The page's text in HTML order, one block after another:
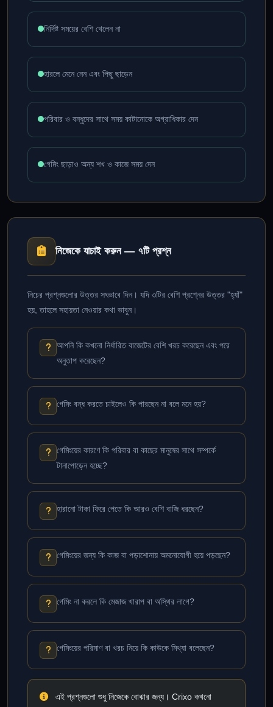
নির্দিষ্ট সময়ের বেশি খেলেন না
হারলে মেনে নেন এবং পিছু ছাড়েন
পরিবার ও বন্ধুদের সাথে সময় কাটানোকে অগ্রাধিকার দেন
গেমিং ছাড়াও অন্য শখ ও কাজে সময় দেন
নিজেকে যাচাই করুন — ৭টি প্রশ্ন
নিচের প্রশ্নগুলোর উত্তর সৎভাবে দিন। যদি ৩টির বেশি প্রশ্নের উত্তর "হ্যাঁ"
হয়, তাহলে সহায়তা নেওয়ার কথা ভাবুন।
আপনি কি কখনো নির্ধারিত বাজেটের বেশি খরচ করেছেন এবং পরে
অনুতাপ করেছেন?
গেমিং বন্ধ করতে চাইলেও কি পারছেন না বলে মনে হয়?
গেমিংয়ের কারণে কি পরিবার বা কাছের মানুষের সাথে সম্পর্কে
টানাপোড়েন হচ্ছে?
হারানো টাকা ফিরে পেতে কি আরও বেশি বাজি ধরছেন?
গেমিংয়ের জন্য কি কাজ বা পড়াশোনায় অমনোযোগী হয়ে পড়ছেন?
গেমিং না করলে কি মেজাজ খারাপ বা অস্থির লাগে?
গেমিংয়ের পরিমাণ বা খরচ নিয়ে কি কাউকে মিথ্যা বলেছেন?
এই প্রশ্নগুলো শুধু নিজেকে বোঝার জন্য। Crixo কখনো